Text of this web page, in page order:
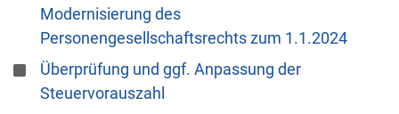
Modernisierung des
Personengesellschaftsrechts zum 1.1.2024
Überprüfung und ggf. Anpassung der
Steuervorauszahl